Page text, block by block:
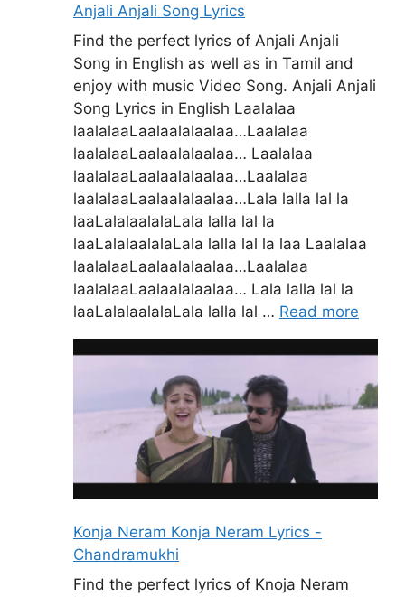
Anjali Anjali Song Lyrics
Find the perfect lyrics of Anjali Anjali
Song in English as well as in Tamil and
enjoy with music Video Song. Anjali Anjali
Song Lyrics in English Laalalaa
laalalaaLaalaalalaalaa…Laalalaa
laalalaaLaalaalalaalaa… Laalalaa
laalalaaLaalaalalaalaa…Laalalaa
laalalaaLaalaalalaalaa…Lala lalla lal la
laaLalalaalalaLala lalla lal la
laaLalalaalalaLala lalla lal la laa Laalalaa
laalalaaLaalaalalaalaa…Laalalaa
laalalaaLaalaalalaalaa… Lala lalla lal la
laaLalalaalalaLala lalla lal … Read more
Konja Neram Konja Neram Lyrics -
Chandramukhi
Find the perfect lyrics of Knoja Neram